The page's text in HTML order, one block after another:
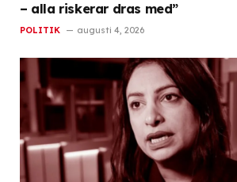
– alla riskerar dras med”
POLITIK augusti 4, 2026